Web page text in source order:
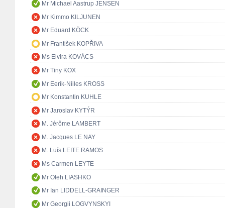
Mr Michael Aastrup JENSEN
Mr Kimmo KILJUNEN
Mr Eduard KÖCK
Mr František KOPŘIVA
Ms Elvira KOVÁCS
Mr Tiny KOX
Mr Eerik-Niiles KROSS
Mr Konstantin KUHLE
Mr Jaroslav KYTÝR
M. Jérôme LAMBERT
M. Jacques LE NAY
M. Luís LEITE RAMOS
Ms Carmen LEYTE
Mr Oleh LIASHKO
Mr Ian LIDDELL-GRAINGER
Mr Georgii LOGVYNSKYI